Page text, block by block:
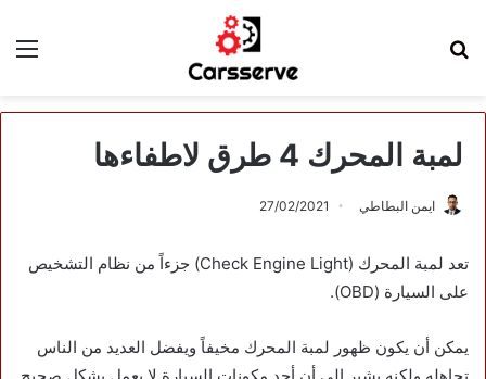
لمبة المحرك 4 طرق لاطفاءها
ايمن البطاطي 27/02/2021
تعد لمبة المحرك (Check Engine Light) جزءاً من نظام التشخيص
على السيارة (OBD).
يمكن أن يكون ظهور لمبة المحرك مخيفاً ويفضل العديد من الناس